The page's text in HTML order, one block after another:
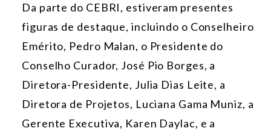
Da parte do CEBRI, estiveram presentes
figuras de destaque, incluindo o Conselheiro
Emérito, Pedro Malan, o Presidente do
Conselho Curador, José Pio Borges, a
Diretora-Presidente, Julia Dias Leite, a
Diretora de Projetos, Luciana Gama Muniz, a
Gerente Executiva, Karen Daylac, e a